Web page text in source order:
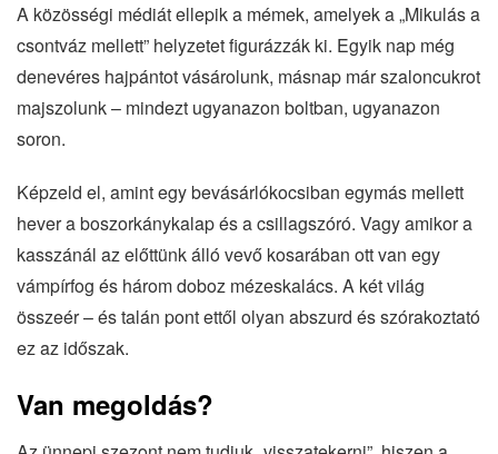
A közösségi médiát ellepik a mémek, amelyek a „Mikulás a
csontváz mellett” helyzetet figurázzák ki. Egyik nap még
denevéres hajpántot vásárolunk, másnap már szaloncukrot
majszolunk – mindezt ugyanazon boltban, ugyanazon
soron.
Képzeld el, amint egy bevásárlókocsiban egymás mellett
hever a boszorkánykalap és a csillagszóró. Vagy amikor a
kasszánál az előttünk álló vevő kosarában ott van egy
vámpírfog és három doboz mézeskalács. A két világ
összeér – és talán pont ettől olyan abszurd és szórakoztató
ez az időszak.
Van megoldás?